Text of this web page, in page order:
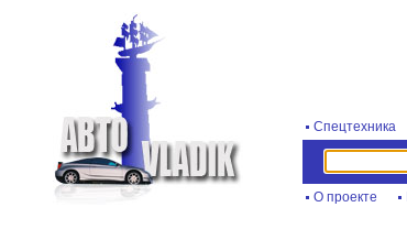
Спецтехника
О проекте